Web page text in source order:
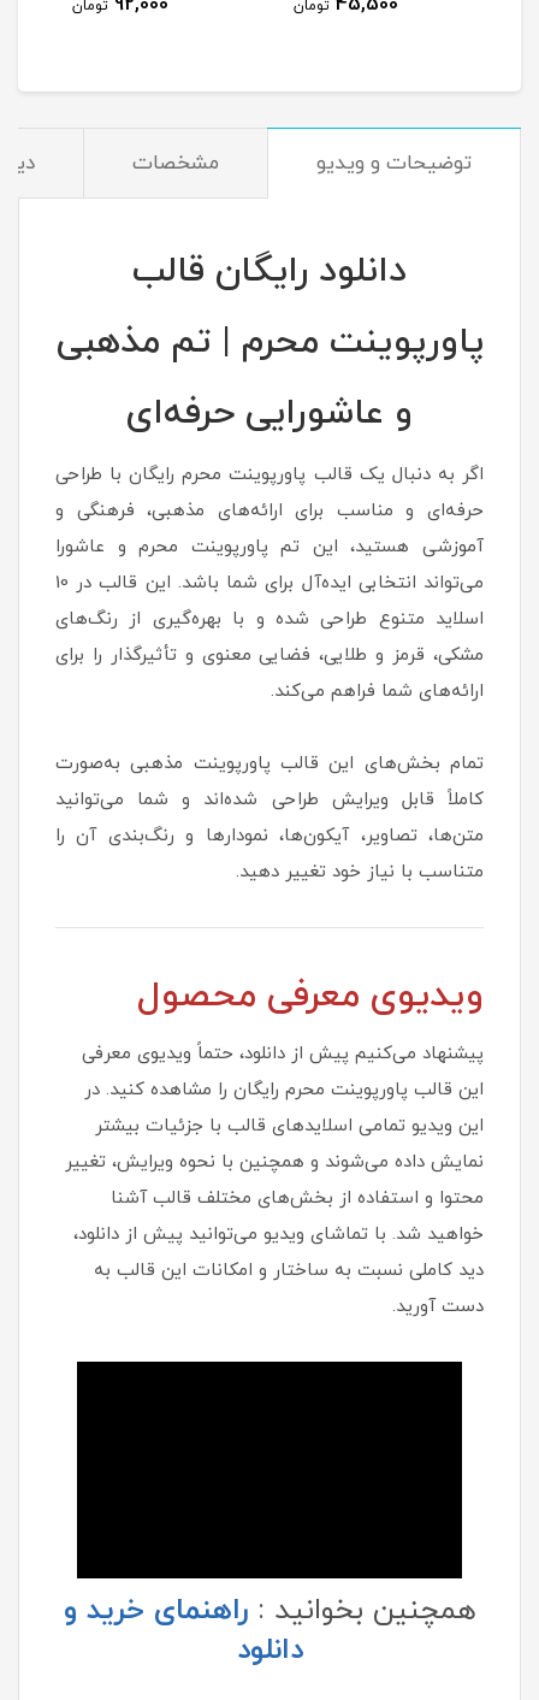
تومان تومان
توضیحات و ویدیو مشخصات
دانلود رایگان قالب
پاورپوینت محرم | تم مذهبی
و عاشورایی حرفه‌ای
اگر به دنبال یک قالب پاورپوینت محرم رایگان با طراحی
حرفه‌ای و مناسب برای ارائه‌های مذهبی، فرهنگی و
آموزشی هستید، این تم پاورپوینت محرم و عاشورا
می‌تواند انتخابی ایده‌آل برای شما باشد. این قالب در 10
اسلاید متنوع طراحی شده و با بهره‌گیری از رنگ‌های
مشکی، قرمز و طلایی، فضایی معنوی و تأثیرگذار را برای
ارائه‌های شما فراهم می‌کند.
تمام بخش‌های این قالب پاورپوینت مذهبی به‌صورت
کاملاً قابل ویرایش طراحی شده‌اند و شما می‌توانید
متن‌ها، تصاویر، آیکون‌ها، نمودارها و رنگ‌بندی آن را
متناسب با نیاز خود تغییر دهید.
ویدیوی معرفی محصول
پیشنهاد می‌کنیم پیش از دانلود، حتماً ویدیوی معرفی
این قالب پاورپوینت محرم رایگان را مشاهده کنید. در
این ویدیو تمامی اسلایدهای قالب با جزئیات بیشتر
نمایش داده می‌شوند و همچنین با نحوه ویرایش، تغییر
محتوا و استفاده از بخش‌های مختلف قالب آشنا
خواهید شد. با تماشای ویدیو می‌توانید پیش از دانلود،
دید کاملی نسبت به ساختار و امکانات این قالب به
دست آورید.
همچنین بخوانید :راهنمای خرید و
دانلود